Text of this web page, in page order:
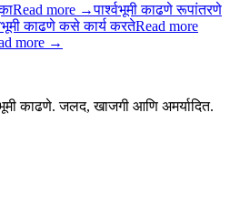
Read more →पार्श्वभूमी काढणे रूपांतरणे
काढणे कसे कार्य करतेRead more
more →
काढणे. जलद, खाजगी आणि अमर्यादित.